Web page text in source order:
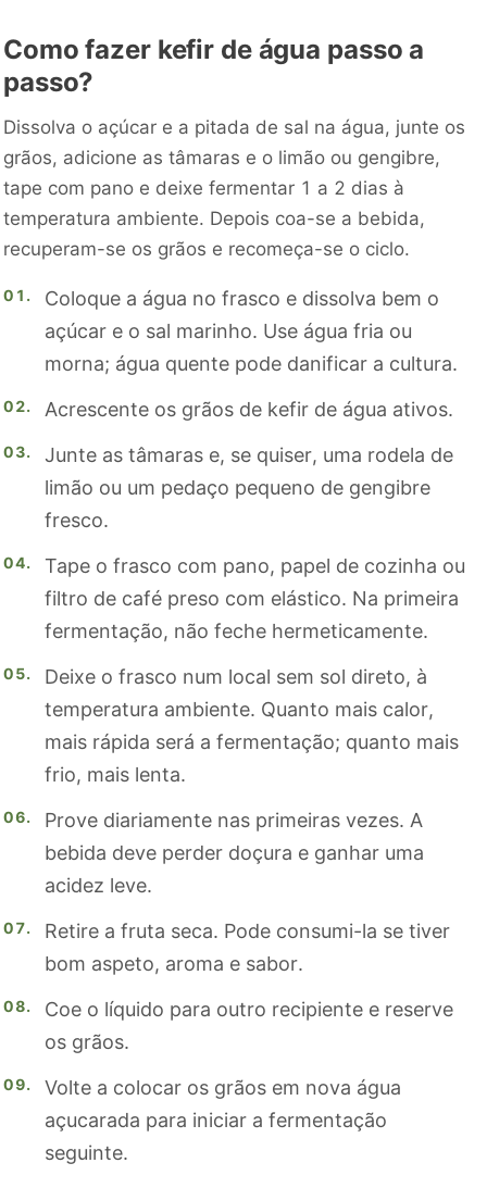
Como fazer kefir de água passo a
passo?
Dissolva o açúcar e a pitada de sal na água, junte os
grãos, adicione as tâmaras e o limão ou gengibre,
tape com pano e deixe fermentar 1 a 2 dias à
temperatura ambiente. Depois coa-se a bebida,
recuperam-se os grãos e recomeça-se o ciclo.
Coloque a água no frasco e dissolva bem o
açúcar e o sal marinho. Use água fria ou
morna; água quente pode danificar a cultura.
Acrescente os grãos de kefir de água ativos.
Junte as tâmaras e, se quiser, uma rodela de
limão ou um pedaço pequeno de gengibre
fresco.
Tape o frasco com pano, papel de cozinha ou
filtro de café preso com elástico. Na primeira
fermentação, não feche hermeticamente.
Deixe o frasco num local sem sol direto, à
temperatura ambiente. Quanto mais calor,
mais rápida será a fermentação; quanto mais
frio, mais lenta.
Prove diariamente nas primeiras vezes. A
bebida deve perder doçura e ganhar uma
acidez leve.
Retire a fruta seca. Pode consumi-la se tiver
bom aspeto, aroma e sabor.
Coe o líquido para outro recipiente e reserve
os grãos.
Volte a colocar os grãos em nova água
açucarada para iniciar a fermentação
seguinte.